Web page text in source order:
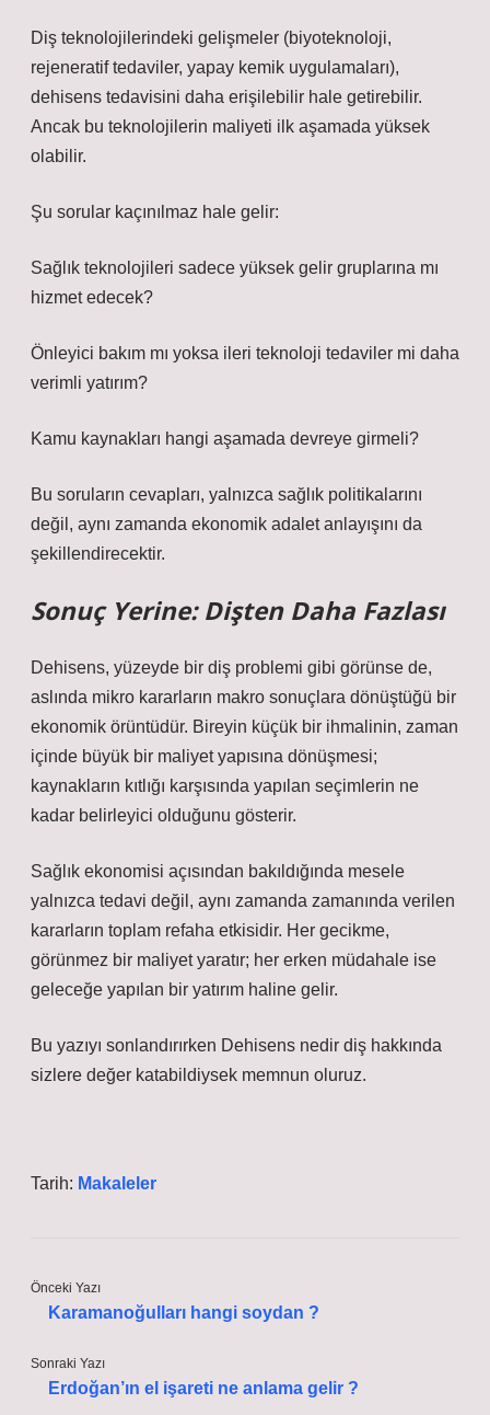
Diş teknolojilerindeki gelişmeler (biyoteknoloji,
rejeneratif tedaviler, yapay kemik uygulamaları),
dehisens tedavisini daha erişilebilir hale getirebilir.
Ancak bu teknolojilerin maliyeti ilk aşamada yüksek
olabilir.
Şu sorular kaçınılmaz hale gelir:
Sağlık teknolojileri sadece yüksek gelir gruplarına mı
hizmet edecek?
Önleyici bakım mı yoksa ileri teknoloji tedaviler mi daha
verimli yatırım?
Kamu kaynakları hangi aşamada devreye girmeli?
Bu soruların cevapları, yalnızca sağlık politikalarını
değil, aynı zamanda ekonomik adalet anlayışını da
şekillendirecektir.
Sonuç Yerine: Dişten Daha Fazlası
Dehisens, yüzeyde bir diş problemi gibi görünse de,
aslında mikro kararların makro sonuçlara dönüştüğü bir
ekonomik örüntüdür. Bireyin küçük bir ihmalinin, zaman
içinde büyük bir maliyet yapısına dönüşmesi;
kaynakların kıtlığı karşısında yapılan seçimlerin ne
kadar belirleyici olduğunu gösterir.
Sağlık ekonomisi açısından bakıldığında mesele
yalnızca tedavi değil, aynı zamanda zamanında verilen
kararların toplam refaha etkisidir. Her gecikme,
görünmez bir maliyet yaratır; her erken müdahale ise
geleceğe yapılan bir yatırım haline gelir.
Bu yazıyı sonlandırırken Dehisens nedir diş hakkında
sizlere değer katabildiysek memnun oluruz.
Tarih: Makaleler
Önceki Yazı
Karamanoğulları hangi soydan ?
Sonraki Yazı
Erdoğan’ın el işareti ne anlama gelir ?